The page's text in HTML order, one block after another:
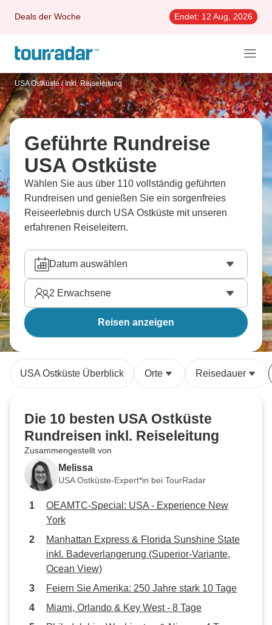
Deals der Woche Endet: 12 Aug, 2026
USA Ostküste / Inkl. Reiseleitung
Geführte Rundreise
USA Ostküste
Wählen Sie aus über 110 vollständig geführten
Rundreisen und genießen Sie ein sorgenfreies
Reiseerlebnis durch USA Ostküste mit unseren
erfahrenen Reiseleitern.
Datum auswählen
2 Erwachsene
Reisen anzeigen
USA Ostküste Überblick Orte Reisedauer
Die 10 besten USA Ostküste
Rundreisen inkl. Reiseleitung
Zusammengestellt von
Melissa
USA Ostküste-Expert*in bei TourRadar
OEAMTC-Special: USA - Experience New
York
Manhattan Express & Florida Sunshine State
inkl. Badeverlangerung (Superior-Variante,
Ocean View)
Feiern Sie Amerika: 250 Jahre stark 10 Tage
Miami, Orlando & Key West - 8 Tage